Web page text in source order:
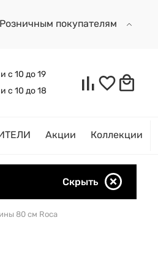
Розничным покупателям
с 10 до 19
с 10 до 18
Акции Коллекции
Скрыть
80 см Roca